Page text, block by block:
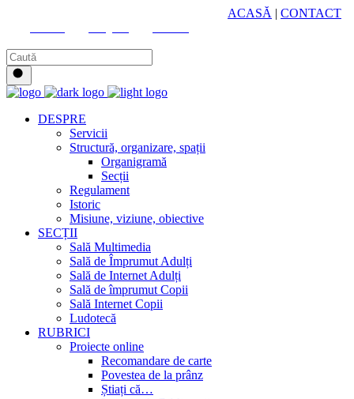
ACASĂ | CONTACT
DESPRE
Servicii
Structură, organizare, spații
Organigramă
Secții
Regulament
Istoric
Misiune, viziune, obiective
SECȚII
Sală Multimedia
Sală de Împrumut Adulți
Sală de Internet Adulți
Sală de împrumut Copii
Sală Internet Copii
Ludotecă
RUBRICI
Proiecte online
Recomandare de carte
Povestea de la prânz
Știați că…